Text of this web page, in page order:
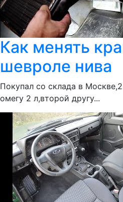
Как менять
шевроле нива
Покупал со склада в
омегу 2 л,второй другу...